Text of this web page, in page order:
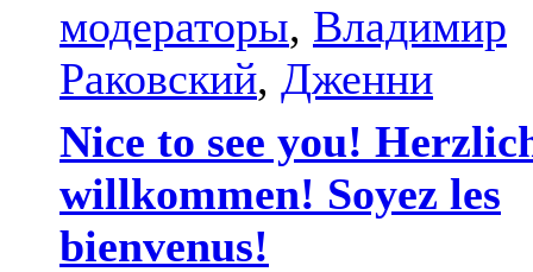
модераторы, Владимир
Раковский, Дженни
Nice to see you!
willkommen! Soyez les
bienvenus!